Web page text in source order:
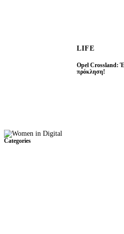
LIFE
Opel Crossland:
πρόκληση!
Categories